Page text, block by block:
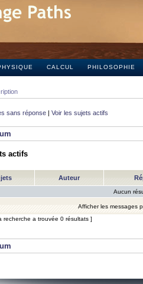
CALCUL PHILOSOPHIE
sans réponse | Voir les sujets actifs
actifs
Auteur
Aucun
Afficher les messages
recherche a trouvée 0 résultats ]